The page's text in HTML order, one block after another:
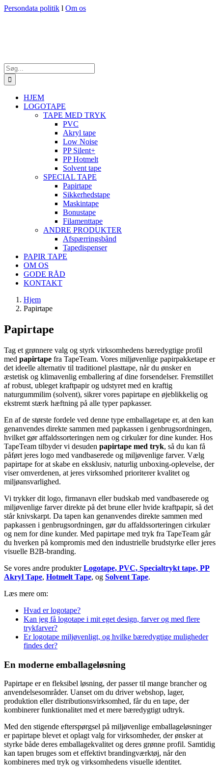
Skip
Persondata politik l Om os
Søg
efter:
HJEM
LOGOTAPE
TAPE MED TRYK
PVC
Akryl tape
Low Noise
PP Silent+
PP Hotmelt
Solvent tape
SPECIAL TAPE
Papirtape
Sikkerhedstape
Maskintape
Bonustape
Filamenttape
ANDRE PRODUKTER
Afspærringsbånd
Tapedispenser
PAPIR TAPE
OM OS
GODE RÅD
KONTAKT
Hjem
Papirtape
Papirtape
Tag et grønnere valg og styrk virksomhedens bæredygtige profil
med papirtape fra TapeTeam. Vores miljøvenlige papirpakketape er
det ideelle alternativ til traditionel plasttape, når du ønsker en
æstetisk og klimavenlig emballering af dine forsendelser. Fremstillet
af robust, ubleget kraftpapir og udstyret med en kraftig
naturgummilim (solvent), sikrer vores papirtape en øjeblikkelig og
ekstremt stærk hæftning på alle typer papkasser.
En af de største fordele ved denne type emballagetape er, at den kan
genanvendes direkte sammen med papkassen i genbrugsordningen,
hvilket gør affaldssorteringen nem og cirkulær for dine kunder. Hos
TapeTeam tilbyder vi desuden papirtape med tryk, så du kan få
påført jeres logo med vandbaserede og miljøvenlige farver. Vælg
papirtape for at skabe en eksklusiv, naturlig unboxing-oplevelse, der
viser omverdenen, at jeres virksomhed prioriterer kvalitet og
miljøansvarlighed.
Vi trykker dit logo, firmanavn eller budskab med vandbaserede og
miljøvenlige farver direkte på det brune eller hvide kraftpapir, så det
står knivskarpt. Da tapen kan genanvendes direkte sammen med
papkassen i genbrugsordningen, gør du affaldssorteringen cirkulær
og nem for dine kunder. Med papirtape med tryk fra TapeTeam går
du hverken på kompromis med den industrielle brudstyrke eller jeres
visuelle B2B-branding.
Se vores andre produkterLogotape, PVC, Specialtrykt tape, PP
Akryl Tape, Hotmelt Tape, og Solvent Tape.
Læs mere om:
Hvad er logotape?
Kan jeg få logotape i mit eget design, farver og med flere
trykfarver?
Er logotape miljøvenligt, og hvilke bæredygtige muligheder
findes der?
En moderne emballageløsning
Papirtape er en fleksibel løsning, der passer til mange brancher og
anvendelsesområder. Uanset om du driver webshop, lager,
produktion eller distributionsvirksomhed, får du en tape, der
kombinerer funktionalitet med et mere bæredygtigt udtryk.
Med den stigende efterspørgsel på miljøvenlige emballageløsninger
er papirtape blevet et oplagt valg for virksomheder, der ønsker at
styrke både deres emballagekvalitet og deres grønne profil. Samtidig
kan tapen bruges som et effektivt brandingværktøj, når den
kombineres med tryk og virksomhedens visuelle identitet.